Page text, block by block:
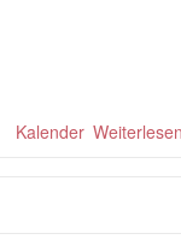
Weiterlesen
Kalender